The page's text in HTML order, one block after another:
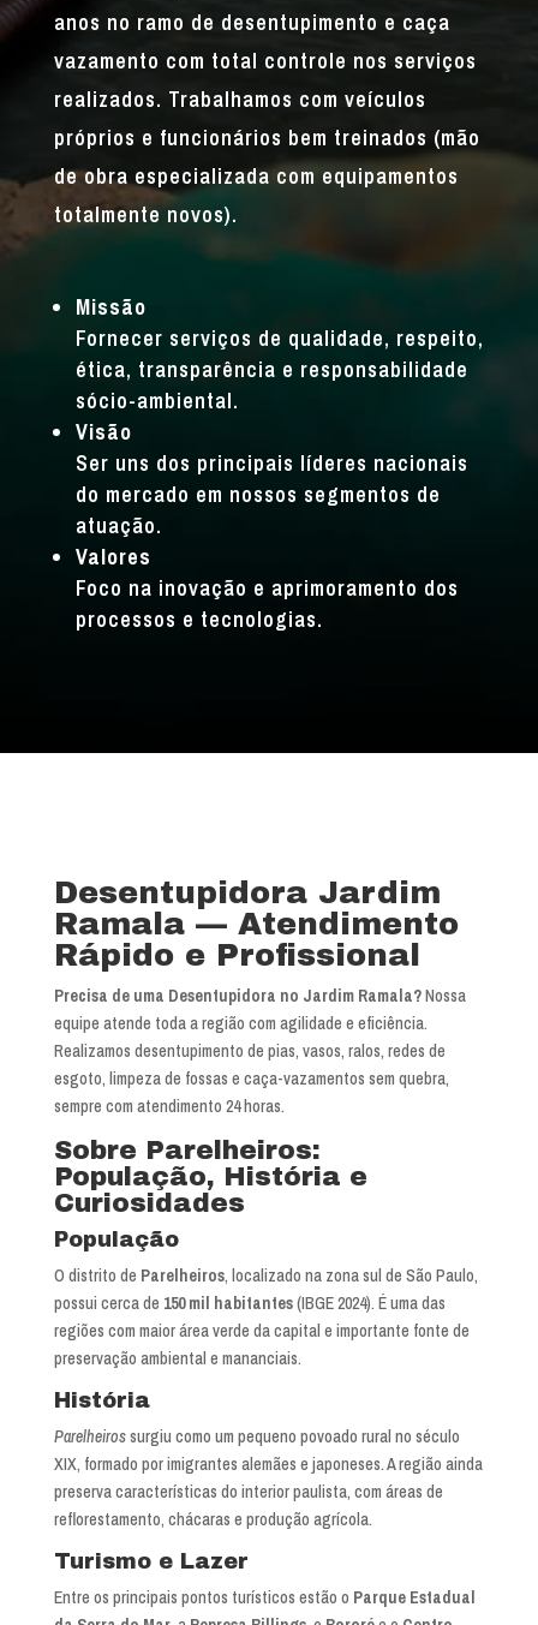
anos no ramo de desentupimento e caça
vazamento com total controle nos serviços
realizados. Trabalhamos com veículos
próprios e funcionários bem treinados (mão
de obra especializada com equipamentos
totalmente novos).
Missão
Fornecer serviços de qualidade, respeito,
ética, transparência e responsabilidade
sócio-ambiental.
Visão
Ser uns dos principais líderes nacionais
do mercado em nossos segmentos de
atuação.
Valores
Foco na inovação e aprimoramento dos
processos e tecnologias.
Desentupidora Jardim
Ramala — Atendimento
Rápido e Profissional
Precisa de uma Desentupidora no Jardim Ramala?Nossa
equipe atende toda a região com agilidade e eficiência.
Realizamos desentupimento de pias, vasos, ralos, redes de
esgoto, limpeza de fossas e caça-vazamentos sem quebra,
sempre com atendimento 24 horas.
Sobre Parelheiros:
População, História e
Curiosidades
População
O distrito de Parelheiros, localizado na zona sul de São Paulo,
possui cerca de 150 mil habitantes(IBGE 2024). É uma das
regiões com maior área verde da capital e importante fonte de
preservação ambiental e mananciais.
História
Parelheirossurgiu como um pequeno povoado rural no século
XIX, formado por imigrantes alemães e japoneses. A região ainda
preserva características do interior paulista, com áreas de
reflorestamento, chácaras e produção agrícola.
Turismo e Lazer
Entre os principais pontos turísticos estão o Parque Estadual